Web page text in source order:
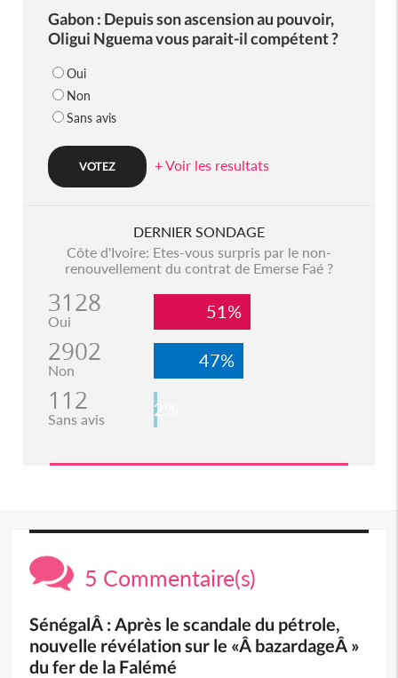
Gabon : Depuis son ascension au pouvoir,
Oligui Nguema vous parait-il compétent ?
Oui
Non
Sans avis
+ Voir les resultats
DERNIER SONDAGE
Côte d'Ivoire: Etes-vous surpris par le non-
renouvellement du contrat de Emerse Faé ?
3128
Oui 51%
2902
Non 47%
112
Sans avis 2%
5 Commentaire(s)
SénégalÂ : Après le scandale du pétrole,
nouvelle révélation sur le «Â bazardageÂ »
du fer de la Falémé